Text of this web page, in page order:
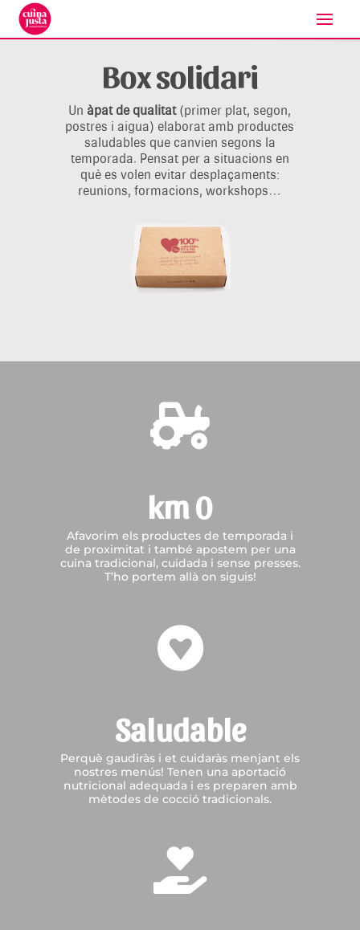
Box solidari
Un àpat de qualitat(primer plat, segon,
postres i aigua) elaborat amb productes
saludables que canvien segons la
temporada. Pensat per a situacions en
què es volen evitar desplaçaments:
reunions, formacions, workshops…

km 0
Afavorim els productes de temporada i
de proximitat i també apostem per una
cuina tradicional, cuidada i sense presses.
T’ho portem allà on siguis!

Saludable
Perquè gaudiràs i et cuidaràs menjant els
nostres menús! Tenen una aportació
nutricional adequada i es preparen amb
mètodes de cocció tradicionals.
